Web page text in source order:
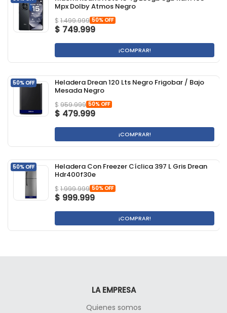
Mpx Dolby Atmos Negro
$ 1.499.999 50% OFF
$ 749.999
¡COMPRAR!
50% OFF
Heladera Drean 120 Lts Negro Frigobar / Bajo
Mesada Negro
$ 959.999 50% OFF
$ 479.999
¡COMPRAR!
50% OFF
Heladera Con Freezer Cíclica 397 L Gris Drean
Hdr400f30e
$ 1.999.999 50% OFF
$ 999.999
¡COMPRAR!
LA EMPRESA
Quienes somos